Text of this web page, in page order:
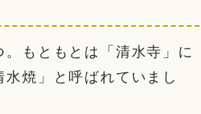
もともとは「清水寺」に
焼」と呼ばれていまし